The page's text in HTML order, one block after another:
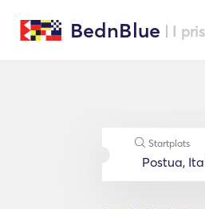
BednBlue | I
Startplats